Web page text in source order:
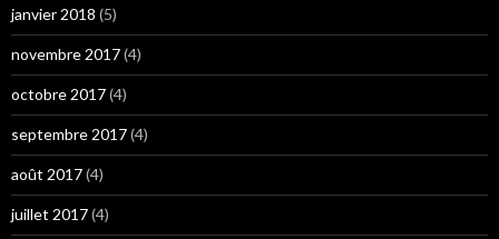
janvier 2018 (5)
novembre 2017(4)
octobre 2017(4)
septembre 2017(4)
août 2017(4)
juillet 2017(4)